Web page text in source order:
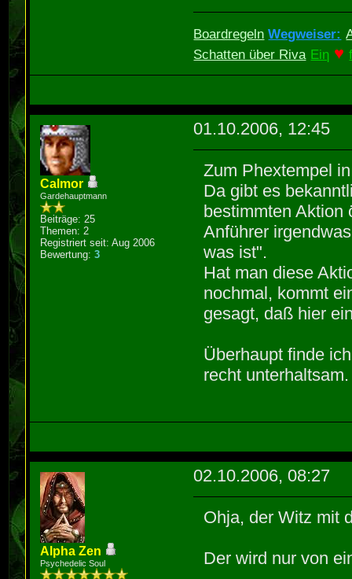
Boardregeln Wegweiser:
Schatten über Riva Eiη ♥
Calmor
Gardehauptmann
Beiträge: 25
Themen: 2
Registriert seit: Aug 2006
Bewertung:3
01.10.2006, 12:45
Zum Phextempel
Da gibt es
bestimmten Aktion
Anführer
was ist".
Hat man diese
nochmal, kommt
gesagt, daß hier
Überhaupt finde
recht
Alpha Zen
Psychedelic Soul
02.10.2006, 08:27
Ohja, der Witz mit
Der wird nur von